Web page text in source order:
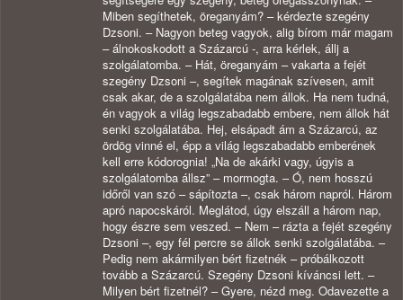
Miben segíthetek, öreganyám? – kérdezte szegény
Dzsoni. – Nagyon beteg vagyok, alig bírom már magam
– álnokoskodott a Százarcú -, arra kérlek, állj a
szolgálatomba. – Hát, öreganyám – vakarta a fejét
szegény Dzsoni –, segítek magának szívesen, amit
csak akar, de a szolgálatába nem állok. Ha nem tudná,
én vagyok a világ legszabadabb embere, nem állok hát
senki szolgálatába. Hej, elsápadt ám a Százarcú, az
ördög vinné el, épp a világ legszabadabb emberének
kell erre kódorognia! „Na de akárki vagy, úgyis a
szolgálatomba állsz” – mormogta. – Ó, nem hosszú
időről van szó – sápítozta –, csak három napról. Három
apró napocskáról. Meglátod, úgy elszáll a három nap,
hogy észre sem veszed. – Nem – rázta a fejét szegény
Dzsoni –, egy fél percre se állok senki szolgálatába. –
Pedig nem akármilyen bért fizetnék – próbálkozott
tovább a Százarcú. Szegény Dzsoni kíváncsi lett. –
Milyen bért fizetnél? – Gyere, nézd meg. Odavezette a